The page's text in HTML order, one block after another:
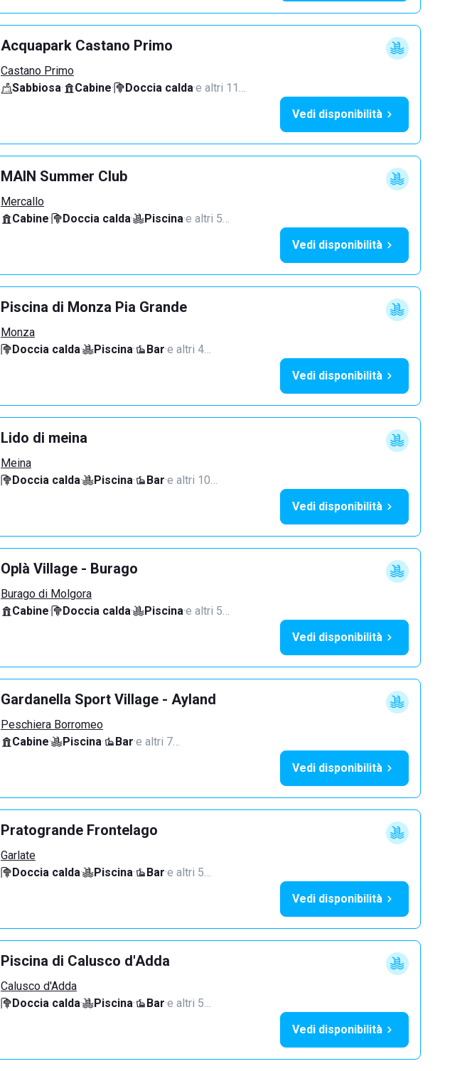
Acquapark Castano Primo
Castano Primo
Sabbiosa· Cabine· Doccia calda·e altri 11…
Vedi disponibilità
MAIN Summer Club
Mercallo
Cabine· Doccia calda· Piscina·e altri 5…
Vedi disponibilità
Piscina di Monza Pia Grande
Monza
Doccia calda· Piscina· Bar·e altri 4…
Vedi disponibilità
Lido di meina
Meina
Doccia calda· Piscina· Bar·e altri 10…
Vedi disponibilità
Oplà Village - Burago
Burago di Molgora
Cabine· Doccia calda· Piscina·e altri 5…
Vedi disponibilità
Gardanella Sport Village - Ayland
Peschiera Borromeo
Cabine· Piscina· Bar·e altri 7…
Vedi disponibilità
Pratogrande Frontelago
Garlate
Doccia calda· Piscina· Bar·e altri 5…
Vedi disponibilità
Piscina di Calusco d'Adda
Calusco d'Adda
Doccia calda· Piscina· Bar·e altri 5…
Vedi disponibilità